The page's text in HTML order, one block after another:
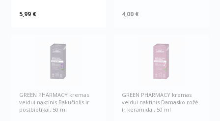
5,99 € 4,00 €
GREEN РHARMACY kremas
veidui naktinis Bakučiolis ir
postbiotikai, 50 ml
GREEN РHARMACY kremas
veidui naktinis Damasko rožė
ir keramidai, 50 ml